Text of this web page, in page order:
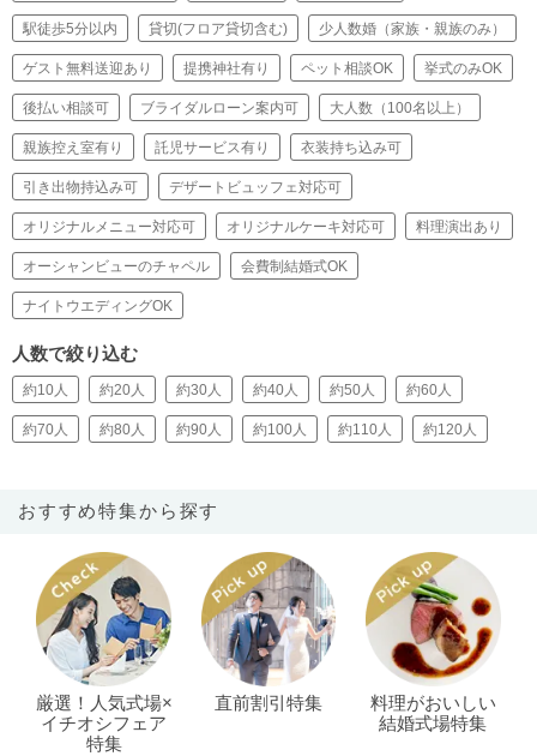
駅徒歩5分以内 貸切(フロア貸切含む) 少人数婚（家族・親族のみ）
ゲスト無料送迎あり 提携神社有り ペット相談OK 挙式のみOK
後払い相談可 ブライダルローン案内可 大人数（100名以上）
親族控え室有り 託児サービス有り 衣装持ち込み可
引き出物持込み可 デザートビュッフェ対応可
オリジナルメニュー対応可 オリジナルケーキ対応可 料理演出あり
オーシャンビューのチャペル 会費制結婚式OK
ナイトウエディングOK
人数で絞り込む
約10人 約20人 約30人 約40人 約50人 約60人
約70人 約80人 約90人 約100人 約110人 約120人
おすすめ特集から探す
厳選！人気式場×
イチオシフェア
特集
直前割引特集
料理がおいしい
結婚式場特集